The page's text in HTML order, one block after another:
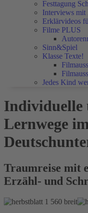
Festtagung
Interviews mit
Erklärvideos
Filme PLUS
Sinn&Spiel
Klasse Texte!
Jedes Kind
Individuelle
Lernwege
Traumreise mit
Erzähl- und